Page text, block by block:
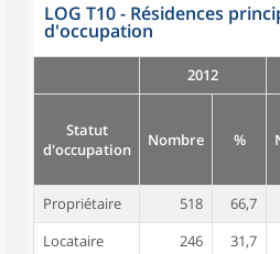
LOG T10 - Résidences
d'occupation
2012
Statut
d'occupation
Nombre %
Propriétaire 518 66,7
Locataire
246 31,7